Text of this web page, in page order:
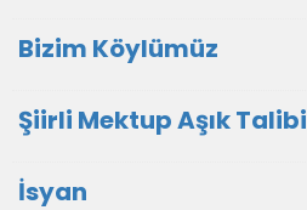
Bizim Köylümüz
Şiirli Mektup Aşık Talibi
İsyan